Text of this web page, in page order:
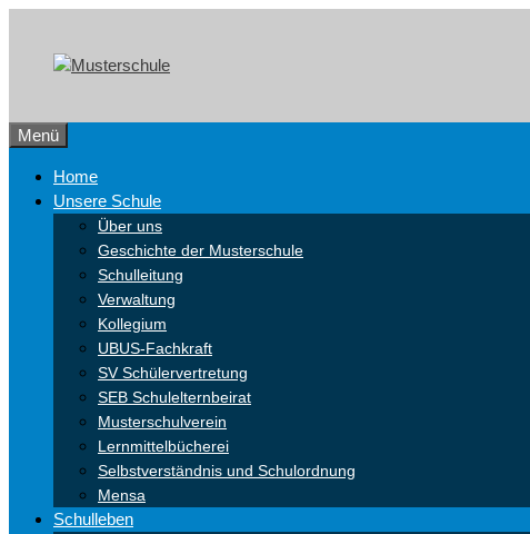
springen
content
Menü
Home
Unsere Schule
Über uns
Geschichte der Musterschule
Schulleitung
Verwaltung
Kollegium
UBUS-Fachkraft
SV Schülervertretung
SEB Schulelternbeirat
Musterschulverein
Lernmittelbücherei
Selbstverständnis und Schulordnung
Mensa
Schulleben